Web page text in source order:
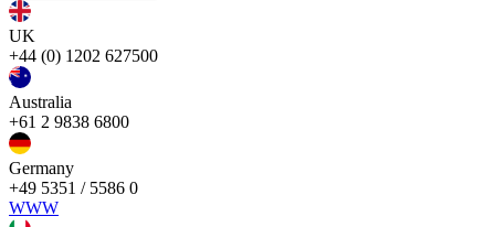
UK
+44 (0) 1202 627500
Australia
+61 2 9838 6800
Germany
+49 5351 / 5586 0
WWW